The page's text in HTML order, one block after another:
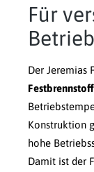
Für
Der Jeremias
Konstruktion
hohe
Damit ist der